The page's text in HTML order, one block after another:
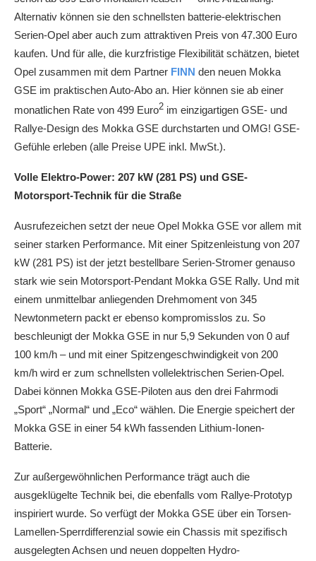
Alternativ können sie den schnellsten batterie-elektrischen
Serien-Opel aber auch zum attraktiven Preis von 47.300 Euro
kaufen. Und für alle, die kurzfristige Flexibilität schätzen, bietet
Opel zusammen mit dem Partner FINN den neuen Mokka
GSE im praktischen Auto-Abo an. Hier können sie ab einer
monatlichen Rate von 499 Euro2 im einzigartigen GSE- und
Rallye-Design des Mokka GSE durchstarten und OMG! GSE-
Gefühle erleben (alle Preise UPE inkl. MwSt.).
Volle Elektro-Power: 207 kW (281 PS) und GSE-
Motorsport-Technik für die Straße
Ausrufezeichen setzt der neue Opel Mokka GSE vor allem mit
seiner starken Performance. Mit einer Spitzenleistung von 207
kW (281 PS) ist der jetzt bestellbare Serien-Stromer genauso
stark wie sein Motorsport-Pendant Mokka GSE Rally. Und mit
einem unmittelbar anliegenden Drehmoment von 345
Newtonmetern packt er ebenso kompromisslos zu. So
beschleunigt der Mokka GSE in nur 5,9 Sekunden von 0 auf
100 km/h – und mit einer Spitzengeschwindigkeit von 200
km/h wird er zum schnellsten vollelektrischen Serien-Opel.
Dabei können Mokka GSE-Piloten aus den drei Fahrmodi
„Sport“ „Normal“ und „Eco“ wählen. Die Energie speichert der
Mokka GSE in einer 54 kWh fassenden Lithium-Ionen-
Batterie.
Zur außergewöhnlichen Performance trägt auch die
ausgeklügelte Technik bei, die ebenfalls vom Rallye-Prototyp
inspiriert wurde. So verfügt der Mokka GSE über ein Torsen-
Lamellen-Sperrdifferenzial sowie ein Chassis mit spezifisch
ausgelegten Achsen und neuen doppelten Hydro-